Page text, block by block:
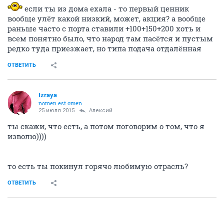
если ты из дома ехала - то первый ценник
вообще улёт какой низкий, может, акция? а вообще
раньше часто с порта ставили +100+150+200 хоть и
всем понятно было, что народ там пасётся и пустым
редко туда приезжает, но типа подача отдалённая
ОТВЕТИТЬ
Izraya
nomen est omen
25 июля 2015 Алексий
ты скажи, что есть, а потом поговорим о том, что я
изволю))))
то есть ты покинул горячо любимую отрасль?
ОТВЕТИТЬ